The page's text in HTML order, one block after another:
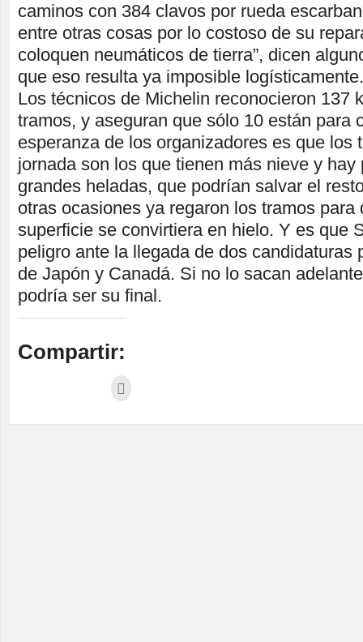
caminos con 384 clavos por rueda
entre otras cosas por lo costoso de su
coloquen neumáticos de tierra”, dicen
que eso resulta ya imposible logísticamente.
Los técnicos de Michelin reconocieron 137
tramos, y aseguran que sólo 10 están para
esperanza de los organizadores es que los
jornada son los que tienen más nieve y hay
grandes heladas, que podrían salvar el
otras ocasiones ya regaron los tramos para
superficie se convirtiera en hielo. Y es que
peligro ante la llegada de dos candidaturas
de Japón y Canadá. Si no lo sacan
podría ser su final.
Compartir: